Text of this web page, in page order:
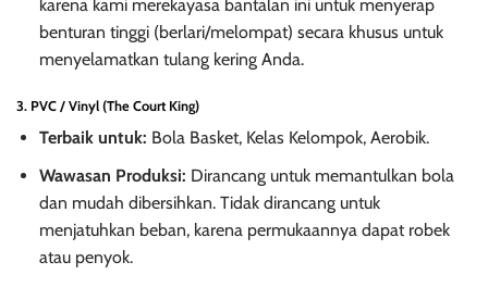
karena kami merekayasa bantalan ini untuk menyerap
benturan tinggi (berlari/melompat) secara khusus untuk
menyelamatkan tulang kering Anda.
3. PVC / Vinyl (The Court King)
Terbaik untuk: Bola Basket, Kelas Kelompok, Aerobik.
Wawasan Produksi: Dirancang untuk memantulkan bola
dan mudah dibersihkan. Tidak dirancang untuk
menjatuhkan beban, karena permukaannya dapat robek
atau penyok.